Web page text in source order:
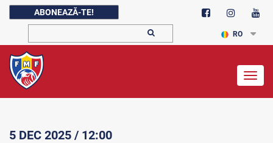
ABONEAZĂ-TE!
RO
5 DEC 2025 / 12:00